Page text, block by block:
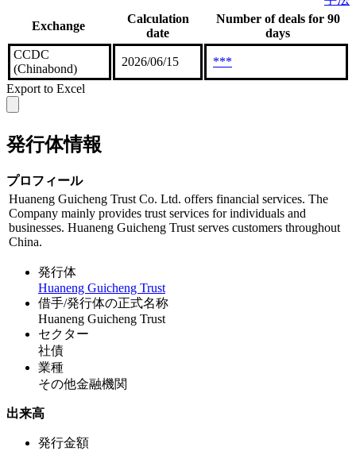
Exchange
Calculation
date
Number of deals for 90
days
CCDC
(Chinabond)
2026/06/15
***
Export to Excel
発行体情報
プロフィール
Huaneng Guicheng Trust Co. Ltd. offers financial services. The
Company mainly provides trust services for individuals and
businesses. Huaneng Guicheng Trust serves customers throughout
China.
発行体
Huaneng Guicheng Trust
借手/発行体の正式名称
Huaneng Guicheng Trust
セクター
社債
業種
その他金融機関
出来高
発行金額